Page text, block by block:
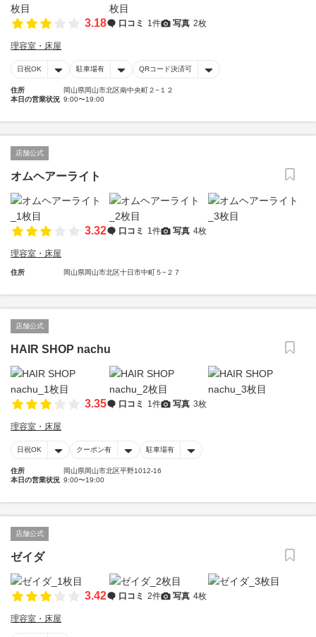
3.18 口コミ 1件 写真 2枚
理容室・床屋
日祝OK 駐車場有 QRコード決済可
住所
岡山県岡山市北区南中央町２−１２
本日の営業状況 9:00〜19:00
店舗公式
オムヘアーライト
3.32 口コミ 1件 写真 4枚
理容室・床屋
住所 岡山県岡山市北区十日市中町５−２７
店舗公式
HAIR SHOP nachu
3.35 口コミ 1件 写真 3枚
理容室・床屋
日祝OK クーポン有 駐車場有
住所
岡山県岡山市北区平野1012-16
本日の営業状況 9:00〜19:00
店舗公式
ゼイダ
3.42 口コミ 2件 写真 4枚
理容室・床屋